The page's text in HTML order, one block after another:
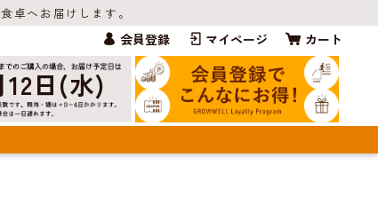
卓へお届けします。
会員登録 マイページ カート
12日(水)